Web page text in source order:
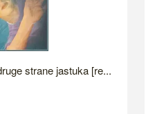
strane jastuka [re...